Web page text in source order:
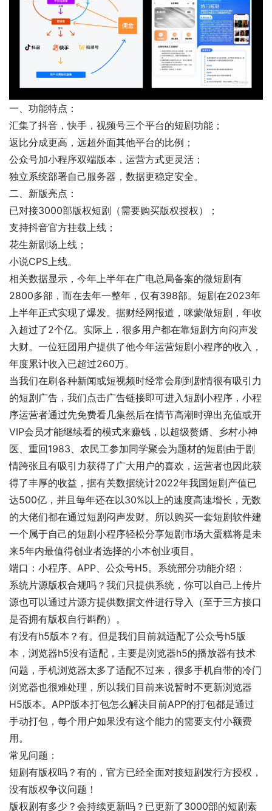
一、功能特点：
汇集了抖音，快手，视频号三个平台的短剧功能；
返比分成更高，远超外面其他平台的比例；
公众号加小程序双端版本，运营方式更灵活；
独立系统部署自己服务器，数据更稳定安全。
二、新版亮点：
已对接3000部版权短剧（需要购买版权授权）；
支持抖音官方挂载上线；
花生新剧场上线；
小说CPS上线。
相关数据显示，今年上半年在广电总局备案的微短剧有
2800多部，而在去年一整年，仅有398部。短剧在2023年
上半年正式实现了爆发。据财经网报道，咪蒙做短剧，年收
入超过了2个亿。实际上，很多用户都在靠短剧方向闷声发
大财。一位狂团用户提供了他今年运营短剧小程序的收入，
年度累计收入已超过260万。
当我们在刷各种新闻或短视频时经常会刷到剧情很有吸引力
的短剧广告，我们点击广告链接即可进入短剧小程序，小程
序运营者通过先免费看几集然后在情节高潮时弹出充值或开
VIP会员才能继续看的模式来赚钱，以超级赘婿、乡村小神
医、重回1983、农民工参加同学聚会为题材的短剧由于剧
情跨张且有吸引力获得了广大用户的喜欢，运营者也因此获
得了丰厚的收益，据有关数据统计2022年我国短剧产值已
达500亿，并且每年还在以30%以上的速度高速增长，无数
的大佬们都在通过短剧闷声发财。所以购买一套短剧软件建
一个属于自己的短剧小程序轻松分享短剧市场大蛋糕将是未
来5年内最值得创业者选择的小本创业项目。
端口：小程序、APP、公众号H5。系统部分功能介绍：
系统片源版权合规吗？我们只提供系统，你可以自己上传片
源也可以通过片源方提供数据文件进行导入（至于三方接口
是否拥有版权自行斟酌）。
有没有h5版本？有。但是我们目前就适配了公众号h5版
本，浏览器h5没有适配，主要是浏览器h5的播放器有技术
问题，手机浏览器太多了适配不过来，很多手机自带的冷门
浏览器也很难处理，所以我们目前来说暂时不更新浏览器
H5版本。APP版本打包怎么解决目前APP的打包都是通过
手动打包，每个用户如果没有这个能力的需要支付小额费
用。
常见问题：
短剧有版权吗？有的，官方已经全面对接短剧发行方授权，
没有版权争议问题！
版权剧有多少？会持续更新吗？已更新了3000部的短剧素